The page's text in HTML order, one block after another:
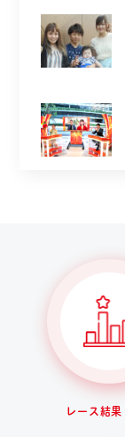
レース結果